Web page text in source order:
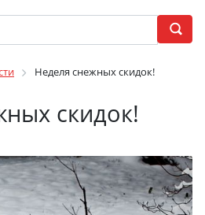
Неделя снежных скидок!
скидок!